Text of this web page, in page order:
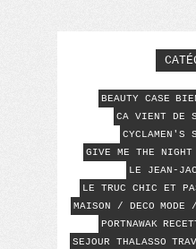
BEAUTY CASE
CA VIENT DE
CYCLAMEN'S
GIVE ME THE NIGHT
LE JEAN-
LE TRUC CHIC ET
MAISON / DECO MODE
PORTNAWAK
SEJOUR THALASSO